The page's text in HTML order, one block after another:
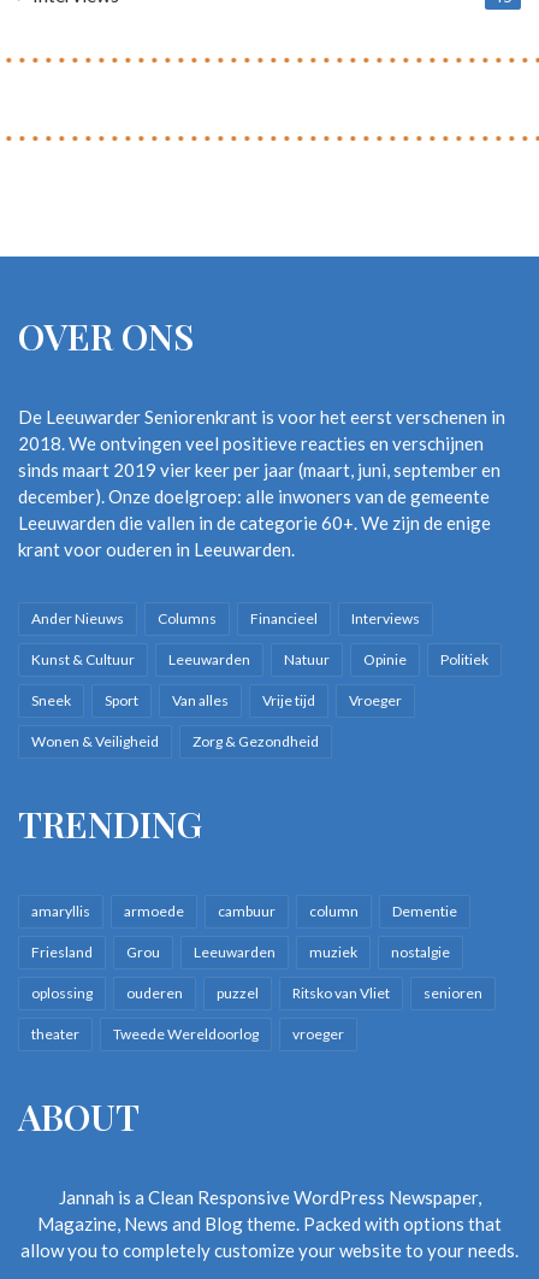
OVER ONS
De Leeuwarder Seniorenkrant is voor het eerst verschenen in
2018. We ontvingen veel positieve reacties en verschijnen
sinds maart 2019 vier keer per jaar (maart, juni, september en
december). Onze doelgroep: alle inwoners van de gemeente
Leeuwarden die vallen in de categorie 60+. We zijn de enige
krant voor ouderen in Leeuwarden.
Ander Nieuws Columns Financieel Interviews
Kunst & Cultuur Leeuwarden Natuur Opinie Politiek
Sneek Sport Van alles Vrije tijd Vroeger
Wonen & Veiligheid Zorg & Gezondheid
TRENDING
amaryllis armoede cambuur column Dementie
Friesland Grou Leeuwarden muziek nostalgie
oplossing ouderen puzzel Ritsko van Vliet senioren
theater Tweede Wereldoorlog vroeger
ABOUT
Jannah is a Clean Responsive WordPress Newspaper,
Magazine, News and Blog theme. Packed with options that
allow you to completely customize your website to your needs.